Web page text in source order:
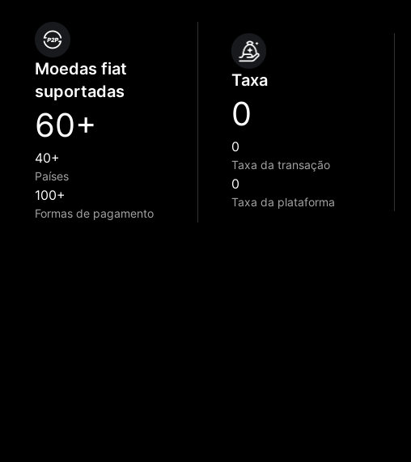
Moedas fiat
suportadas
60+
40+
Países
100+
Formas de pagamento
Taxa
0
0
Taxa da transação
0
Taxa da plataforma